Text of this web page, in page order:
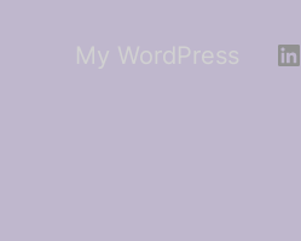
My WordPress